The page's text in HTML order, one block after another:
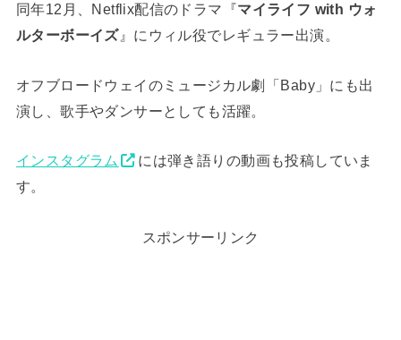
同年12月、Netflix配信のドラマ『マイライフ with ウォ
ルターボーイズ』にウィル役でレギュラー出演。
オフブロードウェイのミュージカル劇「Baby」にも出
演し、歌手やダンサーとしても活躍。
インスタグラム
には弾き語りの動画も投稿していま
す。
スポンサーリンク